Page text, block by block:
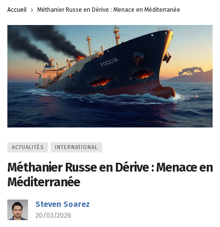
Accueil Méthanier Russe en Dérive : Menace en Méditerranée
ACTUALITÉS INTERNATIONAL
Méthanier Russe en Dérive : Menace en
Méditerranée
Steven Soarez
20/03/2026